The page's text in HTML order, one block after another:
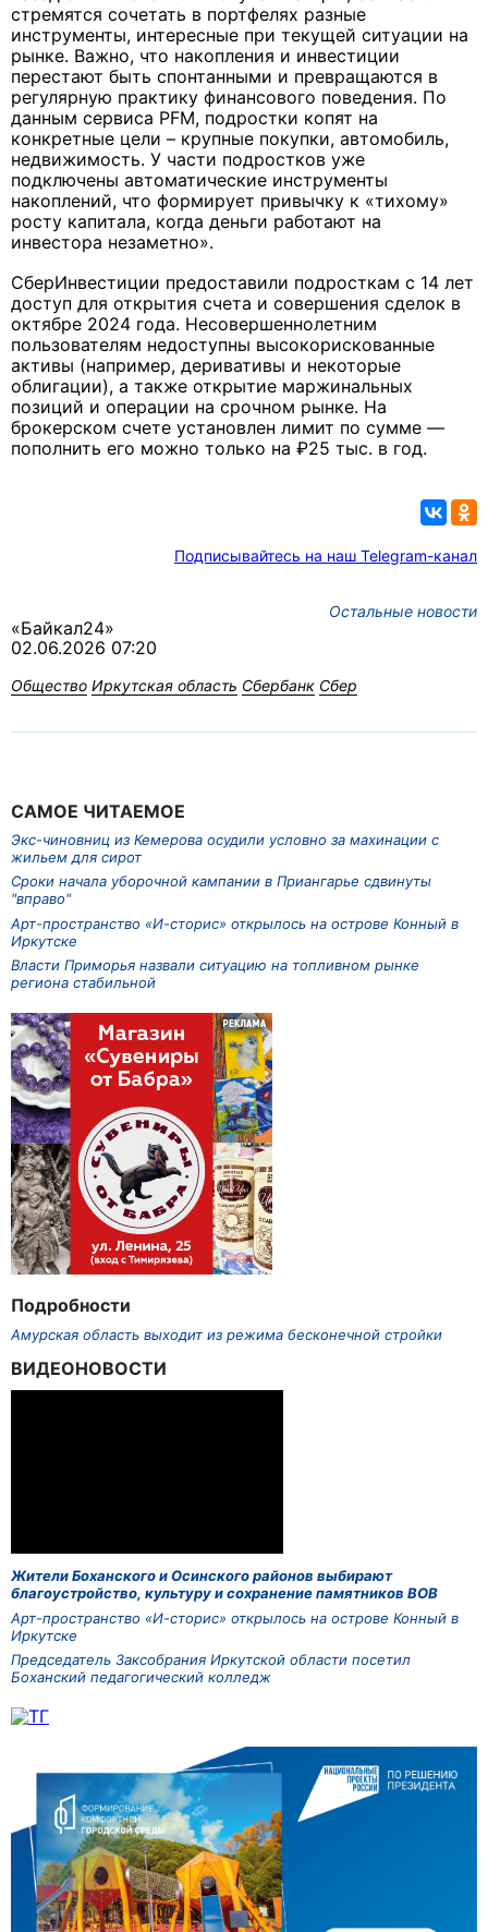
стремятся сочетать в портфелях разные
инструменты, интересные при текущей ситуации на
рынке. Важно, что накопления и инвестиции
перестают быть спонтанными и превращаются в
регулярную практику финансового поведения. По
данным сервиса PFM, подростки копят на
конкретные цели – крупные покупки, автомобиль,
недвижимость. У части подростков уже
подключены автоматические инструменты
накоплений, что формирует привычку к «тихому»
росту капитала, когда деньги работают на
инвестора незаметно».
СберИнвестиции предоставили подросткам с 14 лет
доступ для открытия счета и совершения сделок в
октябре 2024 года. Несовершеннолетним
пользователям недоступны высокорискованные
активы (например, деривативы и некоторые
облигации), а также открытие маржинальных
позиций и операции на срочном рынке. На
брокерском счете установлен лимит по сумме —
пополнить его можно только на ₽25 тыс. в год.
Подписывайтесь на наш Telegram-канал
Остальные новости
«Байкал24»
02.06.2026 07:20
Общество Иркутская область Сбербанк Сбер
САМОЕ ЧИТАЕМОЕ
Экс-чиновниц из Кемерова осудили условно за махинации с
жильем для сирот
Сроки начала уборочной кампании в Приангарье сдвинуты
"вправо"
Арт-пространство «И-сторис» открылось на острове Конный в
Иркутске
Власти Приморья назвали ситуацию на топливном рынке
региона стабильной
Подробности
Амурская область выходит из режима бесконечной стройки
ВИДЕОНОВОСТИ
Жители Боханского и Осинского районов выбирают
благоустройство, культуру и сохранение памятников ВОВ
Арт-пространство «И-сторис» открылось на острове Конный в
Иркутске
Председатель Заксобрания Иркутской области посетил
Боханский педагогический колледж